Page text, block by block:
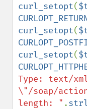
curl_setopt(
curl_setopt(
curl_setopt(
Type: text/
\"/soap/
length: " .